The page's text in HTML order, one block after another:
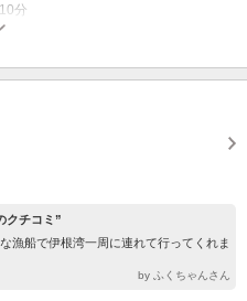
分
クチコミ”
漁船で伊根湾一周に連れて行ってくれま
by ふくちゃんさん